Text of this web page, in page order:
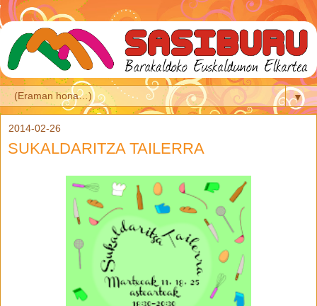
▼
2014-02-26
SUKALDARITZA TAILERRA